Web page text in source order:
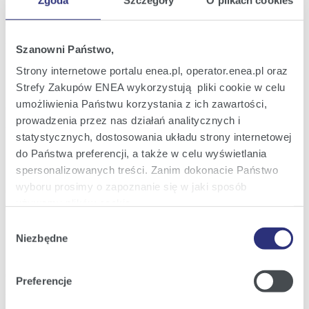
Szanowni Państwo,
Strony internetowe portalu enea.pl, operator.enea.pl oraz
Strefy Zakupów ENEA wykorzystują pliki cookie w celu
umożliwienia Państwu korzystania z ich zawartości,
prowadzenia przez nas działań analitycznych i
statystycznych, dostosowania układu strony internetowej
do Państwa preferencji, a także w celu wyświetlania
spersonalizowanych treści. Zanim dokonacie Państwo
wyboru prosimy o zapoznanie się w jaki sposób
Szczegółowe informacje na ten temat znajdziecie
Polityce
zgody
Niezbędne
Preferencje
2024
12:22
28
maj
2024
14:54
Zwołanie Zwyczajnego Walnego
Zgromadzenia ENEA S.A. na dzień 24
czerwca 2024 roku
21
maj
2024
19:09
Raport bieżący nr 24/2024
Umorzenie obligacji serii ENEA0624
13
maj
18:01
Opinia Rady Nadzorczej w sprawie
proponowanego pokrycia straty netto za